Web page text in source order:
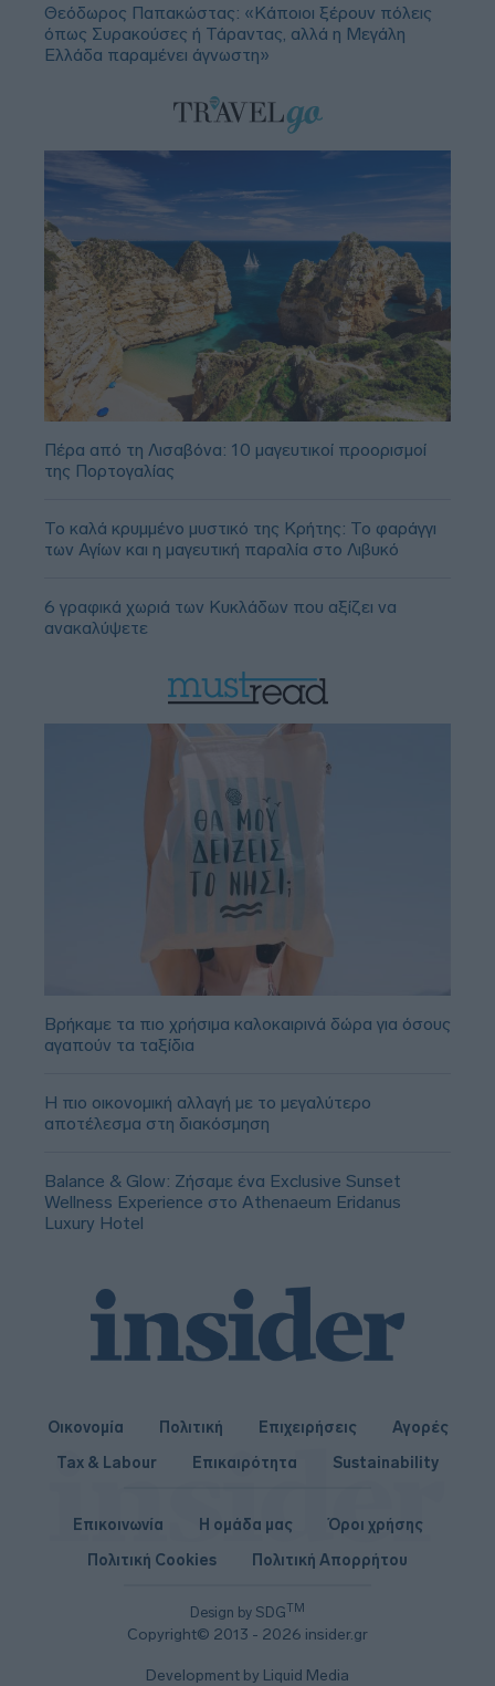
Θεόδωρος Παπακώστας: «Κάποιοι ξέρουν πόλεις
όπως Συρακούσες ή Τάραντας, αλλά η Μεγάλη
Ελλάδα παραμένει άγνωστη»
Πέρα από τη Λισαβόνα: 10 μαγευτικοί προορισμοί
της Πορτογαλίας
Το καλά κρυμμένο μυστικό της Κρήτης: Το φαράγγι
των Αγίων και η μαγευτική παραλία στο Λιβυκό
6 γραφικά χωριά των Κυκλάδων που αξίζει να
ανακαλύψετε
Βρήκαμε τα πιο χρήσιμα καλοκαιρινά δώρα για όσους
αγαπούν τα ταξίδια
Η πιο οικονομική αλλαγή με το μεγαλύτερο
αποτέλεσμα στη διακόσμηση
Balance & Glow: Ζήσαμε ένα Exclusive Sunset
Wellness Experience στο Athenaeum Eridanus
Luxury Hotel
Οικονομία Πολιτική Επιχειρήσεις
Αγορές
Tax & Labour
Επικαιρότητα Sustainability
Design by SDGTM
Copyright© 2013 - 2026 insider.gr
Επικοινωνία Η ομάδα μας
Όροι χρήσης
Πολιτική Cookies
Πολιτική Απορρήτου
Development by Liquid Media